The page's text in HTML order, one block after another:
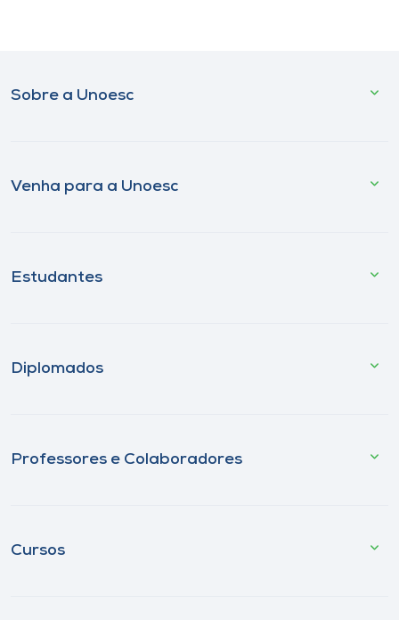
Sobre a Unoesc
Venha para a Unoesc
Estudantes
Diplomados
Professores e Colaboradores
Cursos